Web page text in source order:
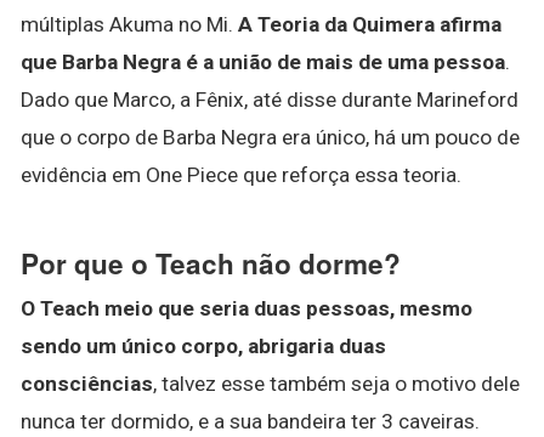
múltiplas Akuma no Mi. A Teoria da Quimera afirma
que Barba Negra é a união de mais de uma pessoa.
Dado que Marco, a Fênix, até disse durante Marineford
que o corpo de Barba Negra era único, há um pouco de
evidência em One Piece que reforça essa teoria.
Por que o Teach não dorme?
O Teach meio que seria duas pessoas, mesmo
sendo um único corpo, abrigaria duas
consciências, talvez esse também seja o motivo dele
nunca ter dormido, e a sua bandeira ter 3 caveiras.